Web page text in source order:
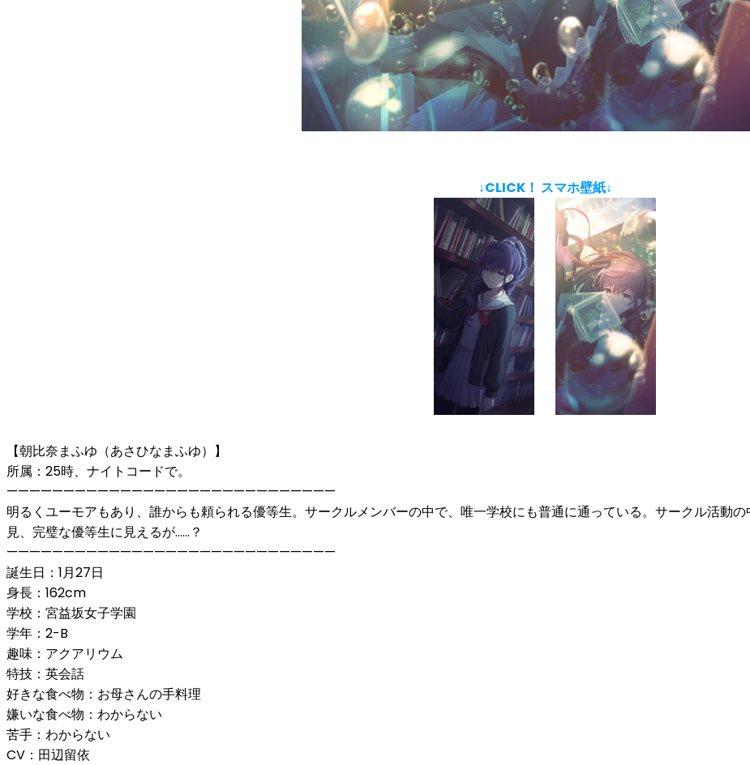
↓CLICK！ スマホ壁紙↓
【朝比奈まふゆ（あさひなまふゆ）】
所属：25時、ナイトコードで。
—————————————————————————————
明るくユーモアもあり、誰からも頼られる優等生。サークルメンバーの中で、唯一学校にも普通に通っている。サークル活動
見、完璧な優等生に見えるが……？
—————————————————————————————
誕生日：1月27日
身長：162cm
学校：宮益坂女子学園
学年：2-B
趣味：アクアリウム
特技：英会話
好きな食べ物：お母さんの手料理
嫌いな食べ物：わからない
苦手：わからない
CV：田辺留依